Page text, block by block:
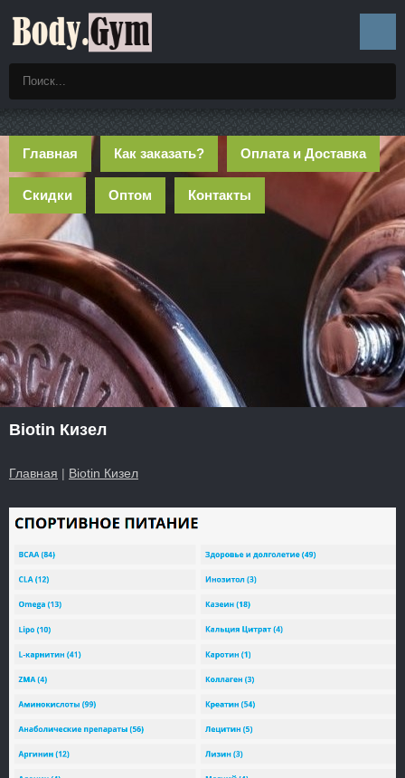
Главная Как заказать? Оплата и Доставка
Скидки Оптом Контакты
Biotin Кизел
Главная | Biotin Кизел